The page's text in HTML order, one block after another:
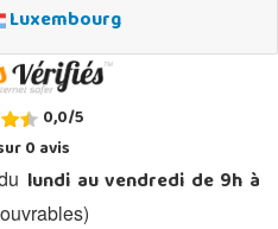
Luxembourg
0,0/5
0avis
lundi au vendredi de 9h à